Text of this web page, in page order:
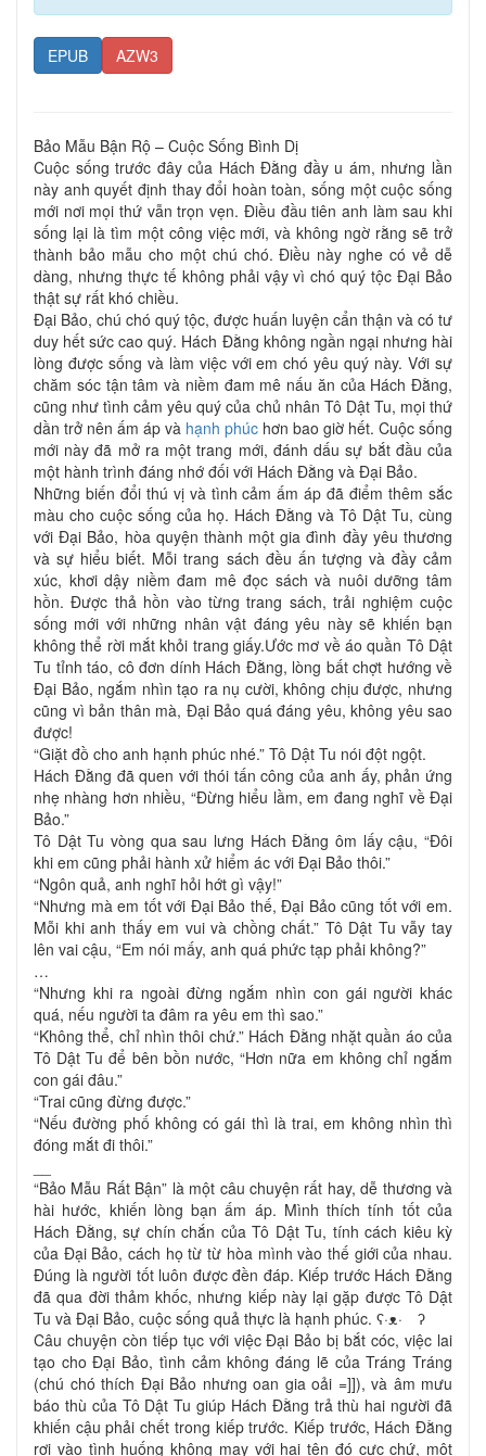
EPUB AZW3
Bảo Mẫu Bận Rộ – Cuộc Sống Bình Dị
Cuộc sống trước đây của Hách Đằng đầy u ám, nhưng lần
này anh quyết định thay đổi hoàn toàn, sống một cuộc sống
mới nơi mọi thứ vẫn trọn vẹn. Điều đầu tiên anh làm sau khi
sống lại là tìm một công việc mới, và không ngờ rằng sẽ trở
thành bảo mẫu cho một chú chó. Điều này nghe có vẻ dễ
dàng, nhưng thực tế không phải vậy vì chó quý tộc Đại Bảo
thật sự rất khó chiều.
Đại Bảo, chú chó quý tộc, được huấn luyện cẩn thận và có tư
duy hết sức cao quý. Hách Đằng không ngần ngại nhưng hài
lòng được sống và làm việc với em chó yêu quý này. Với sự
chăm sóc tận tâm và niềm đam mê nấu ăn của Hách Đằng,
cũng như tình cảm yêu quý của chủ nhân Tô Dật Tu, mọi thứ
dần trở nên ấm áp và hạnh phúc hơn bao giờ hết. Cuộc sống
mới này đã mở ra một trang mới, đánh dấu sự bắt đầu của
một hành trình đáng nhớ đối với Hách Đằng và Đại Bảo.
Những biến đổi thú vị và tình cảm ấm áp đã điểm thêm sắc
màu cho cuộc sống của họ. Hách Đằng và Tô Dật Tu, cùng
với Đại Bảo, hòa quyện thành một gia đình đầy yêu thương
và sự hiểu biết. Mỗi trang sách đều ấn tượng và đầy cảm
xúc, khơi dậy niềm đam mê đọc sách và nuôi dưỡng tâm
hồn. Được thả hồn vào từng trang sách, trải nghiệm cuộc
sống mới với những nhân vật đáng yêu này sẽ khiến bạn
không thể rời mắt khỏi trang giấy.Ước mơ về áo quần Tô Dật
Tu tỉnh táo, cô đơn dính Hách Đằng, lòng bất chợt hướng về
Đại Bảo, ngắm nhìn tạo ra nụ cười, không chịu được, nhưng
cũng vì bản thân mà, Đại Bảo quá đáng yêu, không yêu sao
được!
“Giặt đồ cho anh hạnh phúc nhé.” Tô Dật Tu nói đột ngột.
Hách Đằng đã quen với thói tấn công của anh ấy, phản ứng
nhẹ nhàng hơn nhiều, “Đừng hiểu lầm, em đang nghĩ về Đại
Bảo.”
Tô Dật Tu vòng qua sau lưng Hách Đằng ôm lấy cậu, “Đôi
khi em cũng phải hành xử hiểm ác với Đại Bảo thôi.”
“Ngôn quả, anh nghĩ hỏi hớt gì vậy!”
“Nhưng mà em tốt với Đại Bảo thế, Đại Bảo cũng tốt với em.
Mỗi khi anh thấy em vui và chồng chất.” Tô Dật Tu vẫy tay
lên vai cậu, “Em nói mấy, anh quá phức tạp phải không?”
…
“Nhưng khi ra ngoài đừng ngắm nhìn con gái người khác
quá, nếu người ta đâm ra yêu em thì sao.”
“Không thể, chỉ nhìn thôi chứ.” Hách Đằng nhặt quần áo của
Tô Dật Tu để bên bồn nước, “Hơn nữa em không chỉ ngắm
con gái đâu.”
“Trai cũng đừng được.”
“Nếu đường phố không có gái thì là trai, em không nhìn thì
đóng mắt đi thôi.”
“Bảo Mẫu Rất Bận” là một câu chuyện rất hay, dễ thương và
hài hước, khiến lòng bạn ấm áp. Mình thích tính tốt của
Hách Đằng, sự chín chắn của Tô Dật Tu, tính cách kiêu kỳ
của Đại Bảo, cách họ từ từ hòa mình vào thế giới của nhau.
Đúng là người tốt luôn được đền đáp. Kiếp trước Hách Đằng
đã qua đời thảm khốc, nhưng kiếp này lại gặp được Tô Dật
Tu và Đại Bảo, cuộc sống quả thực là hạnh phúc. ʕ·ᴥ· ʔ
Câu chuyện còn tiếp tục với việc Đại Bảo bị bắt cóc, việc lai
tạo cho Đại Bảo, tình cảm không đáng lẽ của Tráng Tráng
(chú chó thích Đại Bảo nhưng oan gia oải =]]), và âm mưu
báo thù của Tô Dật Tu giúp Hách Đằng trả thù hai người đã
khiến cậu phải chết trong kiếp trước. Kiếp trước, Hách Đằng
rơi vào tình huống không may với hai tên đó cực chứ, một